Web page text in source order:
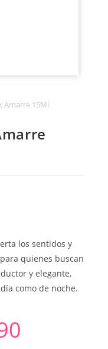
Amarre 15Ml
los sentidos y
quienes buscan
y elegante,
como de noche.